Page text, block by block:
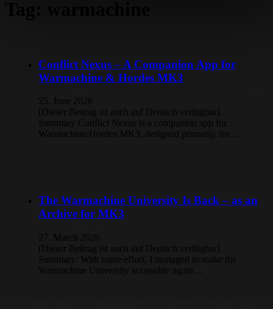
Conflict Nexus – A Companion App for
Warmachine & Hordes MK3
25. June 2026
[Dieser Beitrag ist auch auf Deutsch verfügbar]
Summary Conflict Nexus is a companion app for
Warmachine/Hordes MK3, designed primarily for…
The Warmachine University Is Back – as an
Archive for MK3
27. March 2026
[Dieser Beitrag ist auch auf Deutsch verfügbar]
Summary: With some effort, I managed to make the
Warmachine University accessible again…